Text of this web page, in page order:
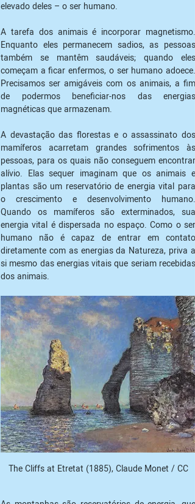
elevado deles – o ser humano.
A tarefa dos animais é incorporar magnetismo.
Enquanto eles permanecem sadios, as pessoas
também se mantêm saudáveis; quando eles
começam a ficar enfermos, o ser humano adoece.
Precisamos ser amigáveis com os animais, a fim
de podermos beneficiar-nos das energias
magnéticas que armazenam.
A devastação das florestas e o assassinato dos
mamíferos acarretam grandes sofrimentos às
pessoas, para os quais não conseguem encontrar
alívio. Elas sequer imaginam que os animais e
plantas são um reservatório de energia vital para
o crescimento e desenvolvimento humano.
Quando os mamíferos são exterminados, sua
energia vital é dispersada no espaço. Como o ser
humano não é capaz de entrar em contato
diretamente com as energias da Natureza, priva a
si mesmo das energias vitais que seriam recebidas
dos animais.
The Cliffs at Etretat (1885), Claude Monet / CC